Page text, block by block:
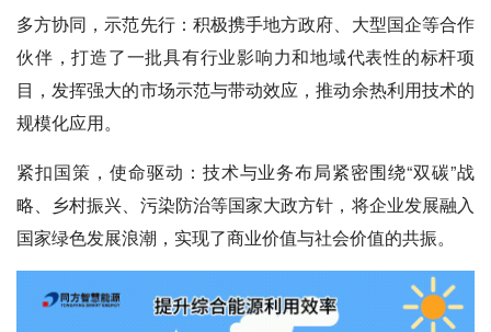
多方协同，示范先行： 积极携手地方政府、大型国企等合作
伙伴，打造了一批具有行业影响力和地域代表性的标杆项
目，发挥强大的市场示范与带动效应，推动余热利用技术的
规模化应用。
紧扣国策，使命驱动： 技术与业务布局紧密围绕“双碳”战
略、乡村振兴、污染防治等国家大政方针，将企业发展融入
国家绿色发展浪潮，实现了商业价值与社会价值的共振。